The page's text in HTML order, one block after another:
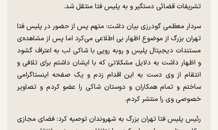
تشریفات قضائی دستگیر و به پلیس فتا منتقل شد.
سردار معظمی گودرزی بیان داشت: متهم پس از حضور در پلیس فتا
تهران بزرگ از موضوع اظهار بی اطلاعی می‌کرد اما پس از مشاهده‌ی
مستندات دیجیتال پلیس و روبه رویی با شاکی لب به اعتراف گشود
و اظهار داشت به دلایل مشکلاتی که با ایشان داشتم برای تلافی و
انتقام از وی دست به این اقدام زدم و یک صفحه اینستاگرامی
ساختم و تمام همکاران و دوستان شاکی را عضو کردم و تصاویر
خصوصی وی را منتشر کردم.
رئیس پلیس فتا تهران بزرگ به شهروندان توصیه کرد: فضای مجازی